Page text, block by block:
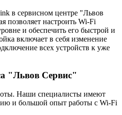
в сервисном центре "Львов
позволяет настроить Wi-Fi
и обеспечить его быстрой и
включает в себя изменение
всех устройств к уже
"Львов Сервис"
Наши специалисты имеют
и большой опыт работы с Wi-Fi